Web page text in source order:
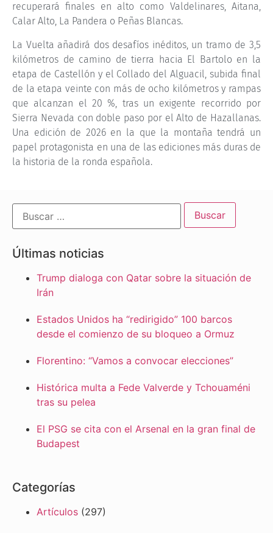
recuperará finales en alto como Valdelinares, Aitana,
Calar Alto, La Pandera o Peñas Blancas.
La Vuelta añadirá dos desafíos inéditos, un tramo de 3,5
kilómetros de camino de tierra hacia El Bartolo en la
etapa de Castellón y el Collado del Alguacil, subida final
de la etapa veinte con más de ocho kilómetros y rampas
que alcanzan el 20 %, tras un exigente recorrido por
Sierra Nevada con doble paso por el Alto de Hazallanas.
Una edición de 2026 en la que la montaña tendrá un
papel protagonista en una de las ediciones más duras de
la historia de la ronda española.
Últimas noticias
Trump dialoga con Qatar sobre la situación de
Irán
Estados Unidos ha “redirigido” 100 barcos
desde el comienzo de su bloqueo a Ormuz
Florentino: “Vamos a convocar elecciones”
Histórica multa a Fede Valverde y Tchouaméni
tras su pelea
El PSG se cita con el Arsenal en la gran final de
Budapest
Categorías
Artículos (297)